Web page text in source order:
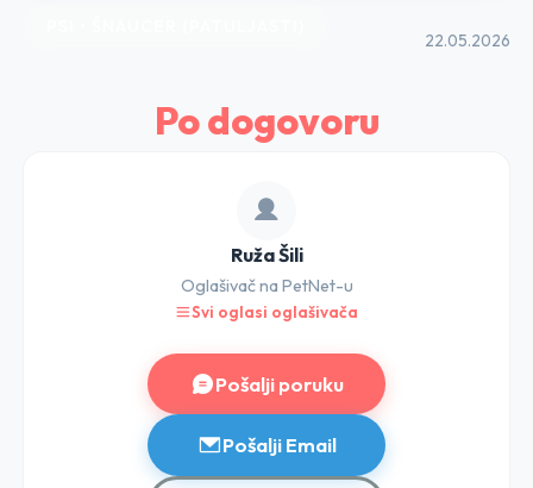
22.05.2026
Po dogovoru
Ruža Šili
Oglašivač na PetNet-u
Svi oglasi oglašivača
Pošalji poruku
Pošalji Email